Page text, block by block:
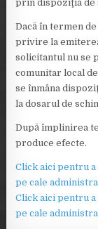
prin dispoziţia de
Dacă în termen
privire la
solicitantul nu se
comunitar local
se înmâna
la dosarul de
După împlinirea
produce efecte.
Click aici pentru
pe cale
Click aici pentru
pe cale